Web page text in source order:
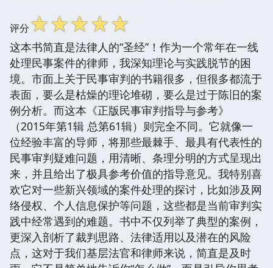
评分☆☆☆☆☆
这本书简直是法律人的“圣经”！作为一个常年在一线
处理民事案件的律师，我深知理论与实践脱节的困
境。市面上关于民事审判的书籍很多，但很多都流于
表面，要么是枯燥的理论堆砌，要么是过于陈旧的案
例分析。而这本《正版民事审判指导与参考》
（2015年第1辑 总第61辑）则完全不同。它就像一
位经验丰富的导师，将那些最棘手、最具有代表性的
民事审判疑难问题，用清晰、条理分明的方式呈现出
来，并且给出了极具参考价值的指导意见。我特别喜
欢它对一些新兴领域的案件处理的探讨，比如涉及网
络侵权、个人信息保护等问题，这些都是当前审判实
践中经常遇到的难题。书中不仅列举了典型的案例，
更深入剖析了裁判思路、法律适用以及潜在的风险
点，这对于我们基层法官和律师来说，简直是及时